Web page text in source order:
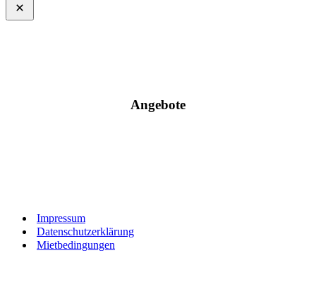
Angebote
Impressum
Datenschutzerklärung
Mietbedingungen